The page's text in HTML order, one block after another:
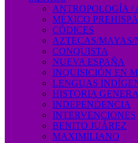
ANTROPOLOGÍA /
MÉXICO
CÓDICES
AZTECAS/
CONQUISTA
NUEVA ESPAÑA
INQUISICIÓN EN
LENGUAS
HISTORIA
INDEPENDENCIA
INTERVENCIONES
BENITO JUÁREZ
MAXIMILIANO